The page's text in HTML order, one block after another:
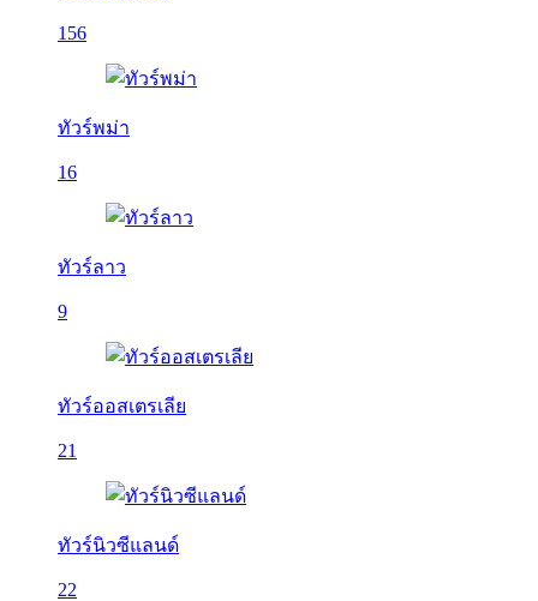
156
ทัวร์พม่า
16
ทัวร์ลาว
9
ทัวร์ออสเตรเลีย
21
ทัวร์นิวซีแลนด์
22